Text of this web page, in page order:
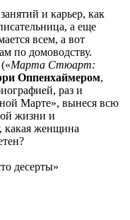
и карьер, как
а еще
всем, а вот
по домоводству.
Марта Стюарт:
Оппенхаймером,
раз и
Марте», вынеся всю
жизни и
какая женщина